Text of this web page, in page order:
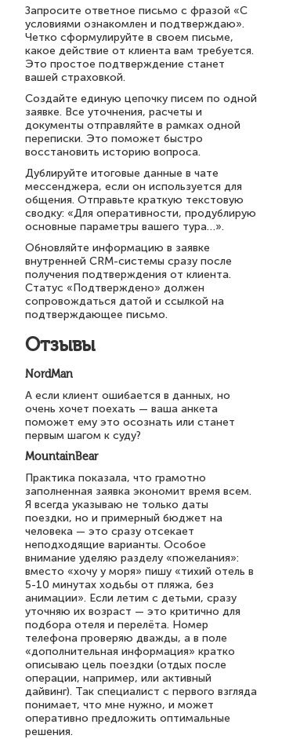
Запросите ответное письмо с фразой «С
условиями ознакомлен и подтверждаю».
Четко сформулируйте в своем письме,
какое действие от клиента вам требуется.
Это простое подтверждение станет
вашей страховкой.
Создайте единую цепочку писем по одной
заявке. Все уточнения, расчеты и
документы отправляйте в рамках одной
переписки. Это поможет быстро
восстановить историю вопроса.
Дублируйте итоговые данные в чате
мессенджера, если он используется для
общения. Отправьте краткую текстовую
сводку: «Для оперативности, продублирую
основные параметры вашего тура…».
Обновляйте информацию в заявке
внутренней CRM-системы сразу после
получения подтверждения от клиента.
Статус «Подтверждено» должен
сопровождаться датой и ссылкой на
подтверждающее письмо.
Отзывы
NordMan
А если клиент ошибается в данных, но
очень хочет поехать — ваша анкета
поможет ему это осознать или станет
первым шагом к суду?
MountainBear
Практика показала, что грамотно
заполненная заявка экономит время всем.
Я всегда указываю не только даты
поездки, но и примерный бюджет на
человека — это сразу отсекает
неподходящие варианты. Особое
внимание уделяю разделу «пожелания»:
вместо «хочу у моря» пишу «тихий отель в
5-10 минутах ходьбы от пляжа, без
анимации». Если летим с детьми, сразу
уточняю их возраст — это критично для
подбора отеля и перелёта. Номер
телефона проверяю дважды, а в поле
«дополнительная информация» кратко
описываю цель поездки (отдых после
операции, например, или активный
дайвинг). Так специалист с первого взгляда
понимает, что мне нужно, и может
оперативно предложить оптимальные
решения.